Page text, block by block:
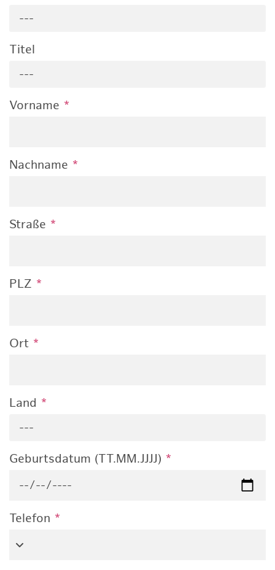
---
Titel
---
Vorname *
Nachname *
Straße *
PLZ *
Ort *
Land *
---
Geburtsdatum (TT.MM.JJJJ) *
Telefon *